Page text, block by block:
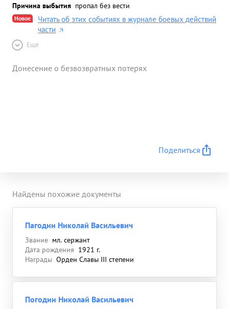
Причина выбытия пропал без вести
Новое
Читать об этих событиях в журнале боевых действий
части
Ещё
Донесение о безвозвратных потерях
Поделиться
Найдены похожие документы
Пагодин Николай Васильевич
Звание мл. сержант
Дата рождения 1921 г.
Награды Орден Славы III степени
Погодин Николай Васильевич